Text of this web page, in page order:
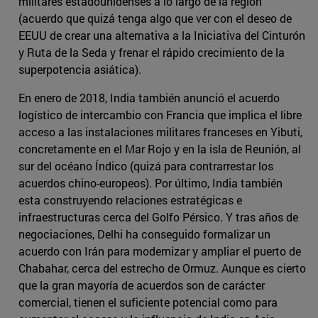
(acuerdo que quizá tenga algo que ver con el deseo de
EEUU de crear una alternativa a la Iniciativa del Cinturón
y Ruta de la Seda y frenar el rápido crecimiento de la
superpotencia asiática).
En enero de 2018, India también anunció el acuerdo
logístico de intercambio con Francia que implica el libre
acceso a las instalaciones militares franceses en Yibuti,
concretamente en el Mar Rojo y en la isla de Reunión, al
sur del océano Índico (quizá para contrarrestar los
acuerdos chino-europeos). Por último, India también
esta construyendo relaciones estratégicas e
infraestructuras cerca del Golfo Pérsico. Y tras años de
negociaciones, Delhi ha conseguido formalizar un
acuerdo con Irán para modernizar y ampliar el puerto de
Chabahar, cerca del estrecho de Ormuz. Aunque es cierto
que la gran mayoría de acuerdos son de carácter
comercial, tienen el suficiente potencial como para